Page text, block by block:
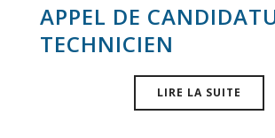
APPEL DE
TECHNICIEN
LIRE LA SUITE